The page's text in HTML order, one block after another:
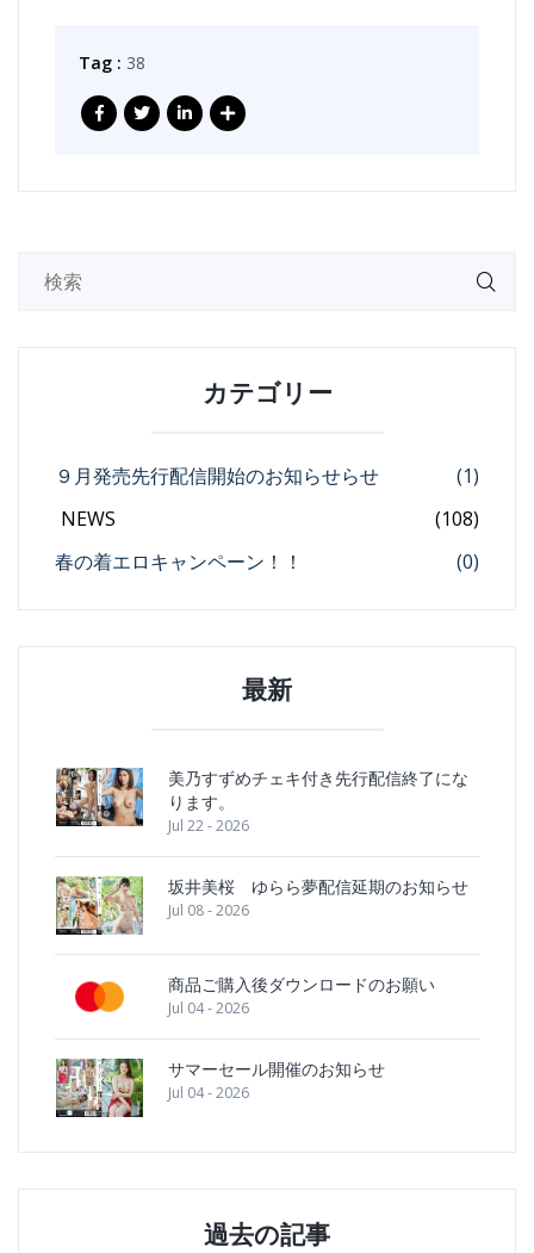
Tag : 38
カテゴリー
９月発売先行配信開始のお知らせらせ
(1)
NEWS
(108)
春の着エロキャンペーン！！
(0)
最新
美乃すずめチェキ付き先行配信終了にな
ります。
Jul 22 - 2026
坂井美桜 ゆらら夢配信延期のお知らせ
Jul 08 - 2026
商品ご購入後ダウンロードのお願い
Jul 04 - 2026
サマーセール開催のお知らせ
Jul 04 - 2026
過去の記事